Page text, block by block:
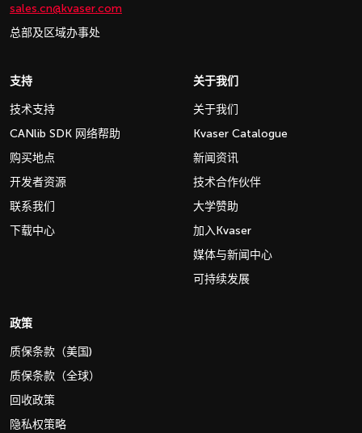
sales.cn@kvaser.com
总部及区域办事处
支持
技术支持
CANlib SDK 网络帮助
购买地点
开发者资源
联系我们
下载中心
关于我们
关于我们
Kvaser Catalogue
新闻资讯
技术合作伙伴
大学赞助
加入Kvaser
媒体与新闻中心
可持续发展
政策
质保条款（美国)
质保条款（全球）
回收政策
隐私权策略